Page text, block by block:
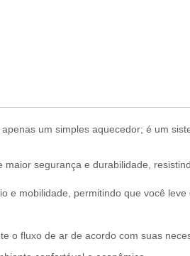
apenas um simples aquecedor; é um
maior segurança e durabilidade,
mobilidade, permitindo que você
o fluxo de ar de acordo com suas